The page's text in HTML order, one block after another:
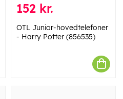
152 kr.
OTL Junior-hovedtelefoner
- Harry Potter (856535)